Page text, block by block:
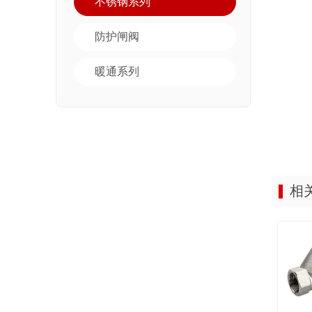
防护闸阀
暖通系列
相